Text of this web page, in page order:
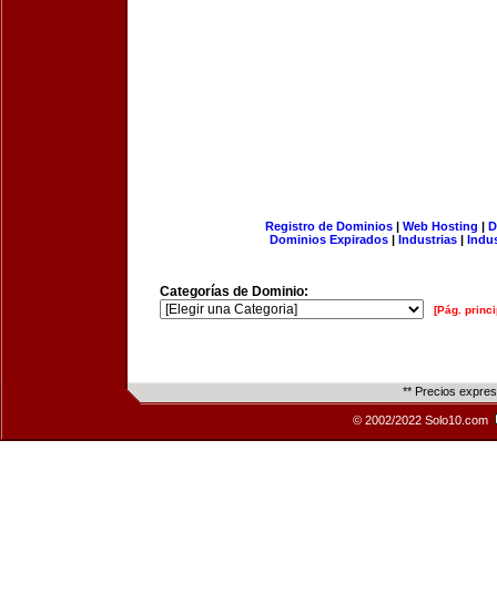
Registro de Dominios| Web Hosting |
Dominios Expirados | Industrias |
Categorías de Dominio:
[Pág.
** Precios
© 2002/2022 Solo10.com